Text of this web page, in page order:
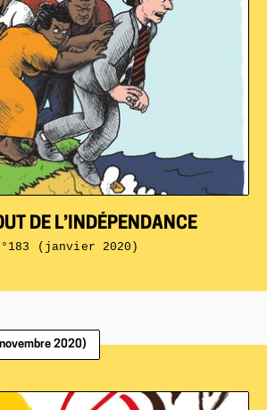
DE L’INDÉPENDANCE
(janvier 2020)
2020)